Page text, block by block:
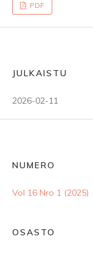
PDF
JULKAISTU
2026-02-11
NUMERO
Vol 16 Nro 1 (2025)
OSASTO